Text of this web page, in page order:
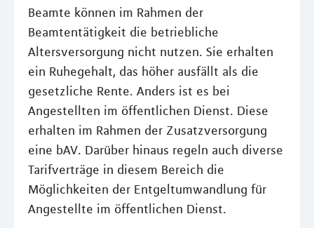
Beamte können im Rahmen der
Beamtentätigkeit die betriebliche
Altersversorgung nicht nutzen. Sie erhalten
ein Ruhegehalt, das höher ausfällt als die
gesetzliche Rente. Anders ist es bei
Angestellten im öffentlichen Dienst. Diese
erhalten im Rahmen der Zusatzversorgung
eine bAV. Darüber hinaus regeln auch diverse
Tarifverträge in diesem Bereich die
Möglichkeiten der Entgeltumwandlung für
Angestellte im öffentlichen Dienst.